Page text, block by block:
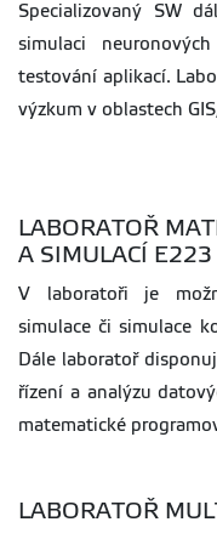
Specializovaný SW
simulaci
testování aplikací.
výzkum v oblastech
LABORATOŘ
A SIMULACÍ E223
V laboratoři je
simulace či simulace
Dále laboratoř
řízení a analýzu
matematické
LABORATOŘ